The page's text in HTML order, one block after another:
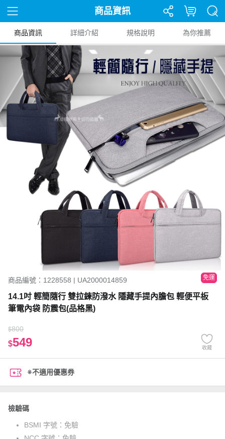
商品資訊
商品資訊 詳細介紹 規格說明 為你推薦
商品編號：1228558 | UA2000014859 免運
14.1吋 輕簡隨行 雙拉鍊防潑水 隱藏手提內膽包 輕便平板
筆電內袋 防震包(品格黑)
$800
$549 收藏
※不適用優惠券
檢驗碼
BSMI 字號： 免驗